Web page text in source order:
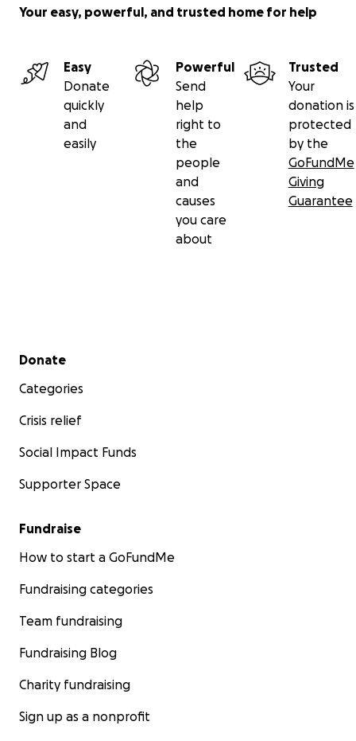
Your easy, powerful, and trusted home for help
Easy
Donate
quickly
and
easily
Powerful
Send
help
right to
the
people
and
causes
you care
about
Trusted
Your
donation is
protected
by the
GoFundMe
Giving
Guarantee
Secondary menu
Donate
Categories
Crisis relief
Social Impact Funds
Supporter Space
Fundraise
How to start a GoFundMe
Fundraising categories
Team fundraising
Fundraising Blog
Charity fundraising
Sign up as a nonprofit